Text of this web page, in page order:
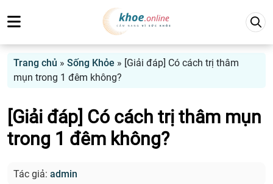
Trang chủ » Sống Khỏe » [Giải đáp] Có cách trị thâm
mụn trong 1 đêm không?
[Giải đáp] Có cách trị thâm mụn
trong 1 đêm không?
Tác giả: admin